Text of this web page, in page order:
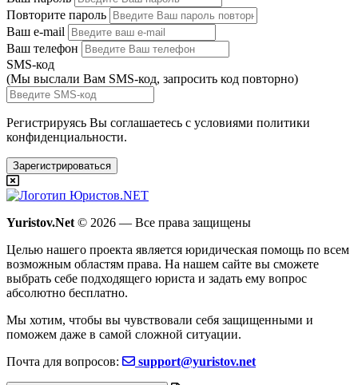
Повторите пароль
Ваш e-mail
Ваш телефон
SMS-код
(Мы выслали Вам SMS-код, запросить код повторно)
Регистрируясь Вы соглашаетесь с условиями политики
конфиденциальности.
Зарегистрироваться
Yuristov.Net © 2026 — Все права защищены
Целью нашего проекта является юридическая помощь по всем
возможным областям права. На нашем сайте вы сможете
выбрать себе подходящего юриста и задать ему вопрос
абсолютно бесплатно.
Мы хотим, чтобы вы чувствовали себя защищенными и
поможем даже в самой сложной ситуации.
Почта для вопросов:
support@yuristov.net